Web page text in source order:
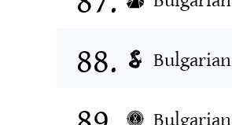
Bulgarian
Bulgarian